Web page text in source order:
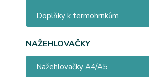
Doplňky k termohrnkům
NAŽEHLOVAČKY
Nažehlovačky A4/A5